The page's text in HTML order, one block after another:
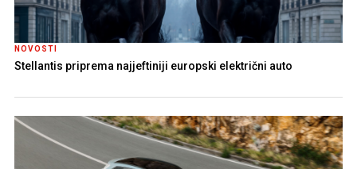
NOVOSTI
Stellantis priprema najjeftiniji europski električni auto